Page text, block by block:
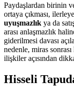
Paydaşlardan birinin
ortaya çıkması,
uyuşmazlık ya da
arası anlaşmazlık
giderilmesi davası
nedenle, miras
ilişkiler açısından
Hisseli